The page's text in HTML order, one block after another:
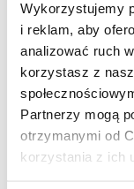
Wykorzystujemy
i reklam, aby
analizować ruch
korzystasz z
Partnerzy mogą
otrzymanymi od
korzystania z ich
Opakowanie:Zastępcze
Pixel 9a Etui & Akcesoria